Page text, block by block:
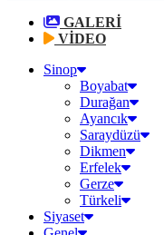
GALERİ
VİDEO
Sinop
Boyabat
Durağan
Ayancık
Saraydüzü
Dikmen
Erfelek
Gerze
Türkeli
Siyaset